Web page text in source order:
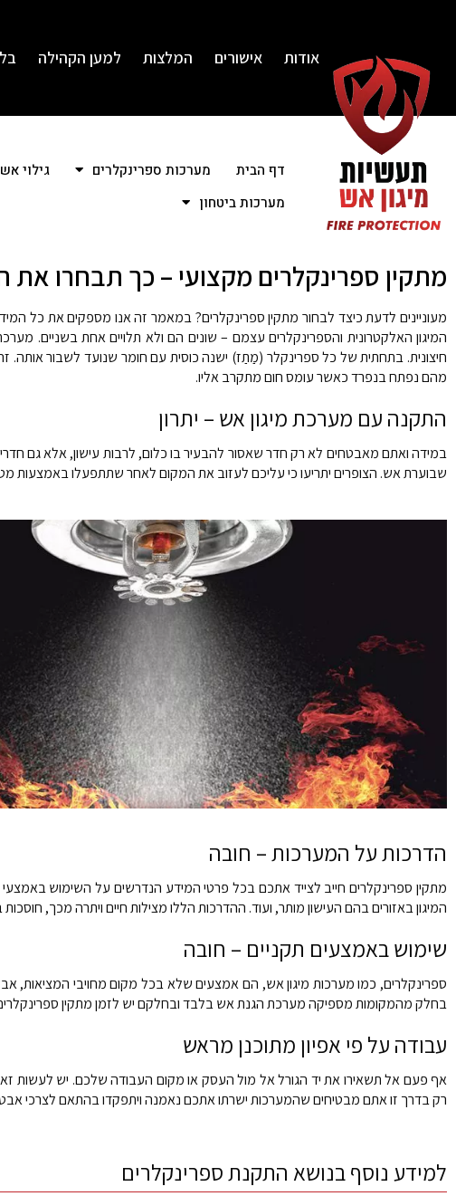
אודות אישורים המלצות למען הקהילה
דף הבית מערכות ספרינקלרים גילוי אש
מערכות ביטחון
מתקין ספרינקלרים מקצועי – כך תבחרו את
מעוניינים לדעת כיצד לבחור מתקין ספרינקלרים? במאמר זה אנו מספקים את כל
המיגון האלקטרונית והספרינקלרים עצמם – שונים הם ולא תלויים אחת בשניים.
חיצונית. בתחתית של כל ספרינקלר (מַתַז) ישנה כוסית עם חומר שנועד לשבור
מהם נפתח בנפרד כאשר עומס חום מתקרב אליו.
התקנה עם מערכת מיגון אש – יתרון
במידה ואתם מאבטחים לא רק חדר שאסור להבעיר בו כלום, לרבות עישון, אלא גם
שבוערת אש. הצופרים יתריעו כי עליכם לעזוב את המקום לאחר שתתפעלו באמצעות מטפי
הדרכות על המערכות – חובה
מתקין ספרינקלרים חייב לצייד אתכם בכל פרטי המידע הנדרשים על השימוש
המיגון באזורים בהם העישון מותר, ועוד. ההדרכות הללו מצילות חיים ויתרה מכך,
שימוש באמצעים תקניים – חובה
ספרינקלרים, כמו מערכות מיגון אש, הם אמצעים שלא בכל מקום מחויבי
בחלק מהמקומות מספיקה מערכת הגנת אש בלבד ובחלקם יש לזמן מתקין
עבודה על פי אפיון מתוכנן מראש
אף פעם אל תשאירו את יד הגורל אל מול העסק או מקום העבודה שלכם. יש לעשות
רק בדרך זו אתם מבטיחים שהמערכות ישרתו אתכם נאמנה ויתפקדו בהתאם לצרכי
למידע נוסף בנושא התקנת ספרינקלרים